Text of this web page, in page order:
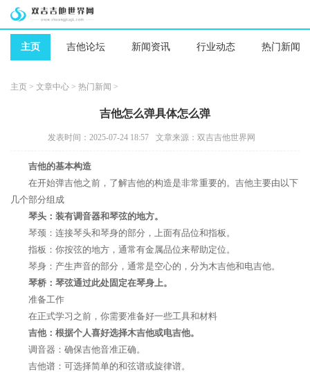
主页 吉他论坛 新闻资讯 行业动态 热门新闻
主页 > 文章中心 > 热门新闻 >
吉他怎么弹具体怎么弹
发表时间：2025-07-24 18:57 文章来源：双吉吉他世界网
吉他的基本构造
在开始弹吉他之前，了解吉他的构造是非常重要的。吉他主要由以下
几个部分组成
琴头：装有调音器和琴弦的地方。
琴颈：连接琴头和琴身的部分，上面有品位和指板。
指板：你按弦的地方，通常有金属品位来帮助定位。
琴身：产生声音的部分，通常是空心的，分为木吉他和电吉他。
琴桥：琴弦通过此处固定在琴身上。
准备工作
在正式学习之前，你需要准备好一些工具和材料
吉他：根据个人喜好选择木吉他或电吉他。
调音器：确保吉他音准正确。
吉他谱：可选择简单的和弦谱或旋律谱。